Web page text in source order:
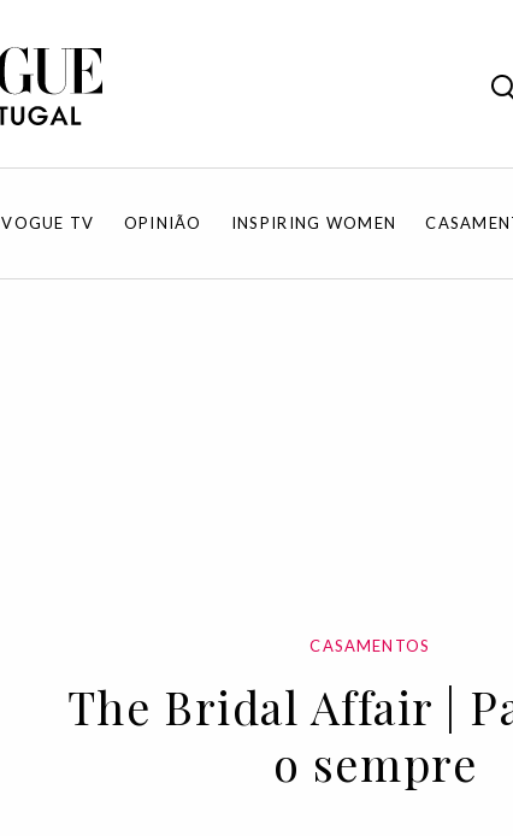
VOGUE TV OPINIÃO INSPIRING WOMEN
CASAMENTOS
The Bridal Affair |
o sempre